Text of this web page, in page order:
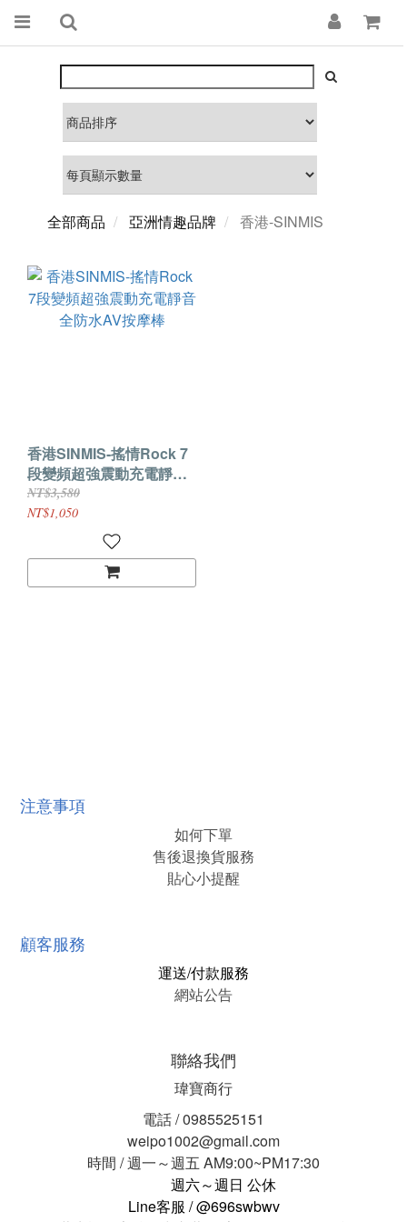
全部商品 亞洲情趣品牌 香港-SINMIS
香港SINMIS-搖情Rock 7
段變頻超強震動充電靜音
全防水AV按摩棒
NT$3,580
NT$1,050
注意事項
如何下單
售後退換貨服務
貼心小提醒
顧客服務
運送/付款服務
網站公告
聯絡我們
瑋寶商行
電話 / 0985525151
weipo1002@gmail.com
時間 / 週一～週五 AM9:00~PM17:30
週六～週日 公休
Line客服 / @696swbwv